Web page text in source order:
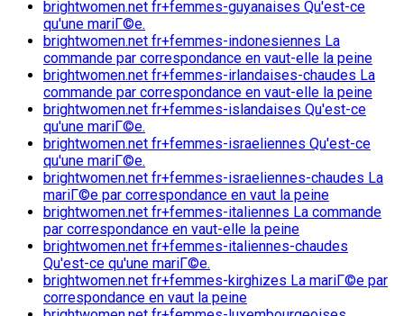
brightwomen.net fr+femmes-guyanaises Qu'est-ce
qu'une mariГ©e.
brightwomen.net fr+femmes-indonesiennes La
commande par correspondance en vaut-elle la peine
brightwomen.net fr+femmes-irlandaises-chaudes La
commande par correspondance en vaut-elle la peine
brightwomen.net fr+femmes-islandaises Qu'est-ce
qu'une mariГ©e.
brightwomen.net fr+femmes-israeliennes Qu'est-ce
qu'une mariГ©e.
brightwomen.net fr+femmes-israeliennes-chaudes La
mariГ©e par correspondance en vaut la peine
brightwomen.net fr+femmes-italiennes La commande
par correspondance en vaut-elle la peine
brightwomen.net fr+femmes-italiennes-chaudes
Qu'est-ce qu'une mariГ©e.
brightwomen.net fr+femmes-kirghizes La mariГ©e par
correspondance en vaut la peine